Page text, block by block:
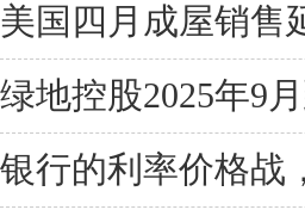
美国四月成屋销售
绿地控股2025年9
银行的利率价格战